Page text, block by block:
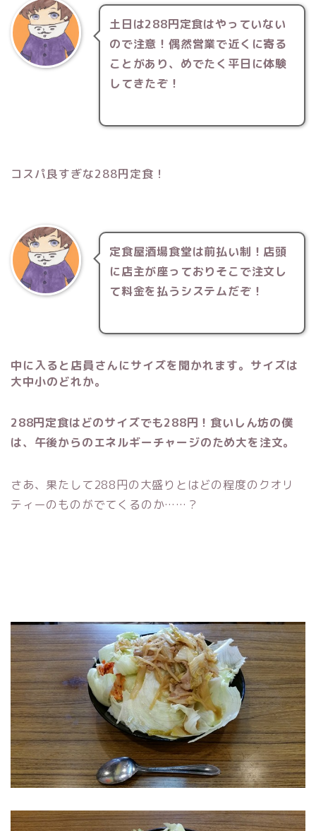
土日は288円定食はやっていない
ので注意！偶然営業で近くに寄る
ことがあり、めでたく平日に体験
してきたぞ！
コスパ良すぎな288円定食！
定食屋酒場食堂は前払い制！店頭
に店主が座っておりそこで注文し
て料金を払うシステムだぞ！
中に入ると店員さんにサイズを聞かれます。サイズは
大中小のどれか。
288円定食はどのサイズでも288円！食いしん坊の僕
は、午後からのエネルギーチャージのため大を注文。
さあ、果たして288円の大盛りとはどの程度のクオリ
ティーのものがでてくるのか……？